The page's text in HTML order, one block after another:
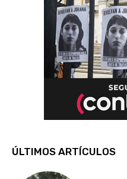
ÚLTIMOS ARTÍCULOS